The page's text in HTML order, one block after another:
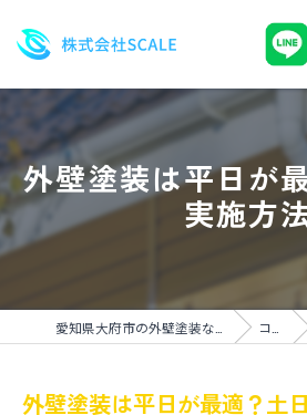
外壁塗装は平日が
実施方
コラム
外壁塗装は平日が最適？土